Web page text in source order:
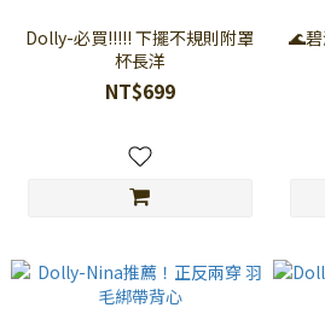
Dolly-必買!!!!! 下擺不規則附罩
杯長洋
NT$699
🌊